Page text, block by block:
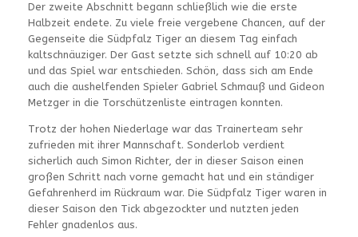
Der zweite Abschnitt begann schließlich wie die erste
Halbzeit endete. Zu viele freie vergebene Chancen, auf der
Gegenseite die Südpfalz Tiger an diesem Tag einfach
kaltschnäuziger. Der Gast setzte sich schnell auf 10:20 ab
und das Spiel war entschieden. Schön, dass sich am Ende
auch die aushelfenden Spieler Gabriel Schmauß und Gideon
Metzger in die Torschützenliste eintragen konnten.
Trotz der hohen Niederlage war das Trainerteam sehr
zufrieden mit ihrer Mannschaft. Sonderlob verdient
sicherlich auch Simon Richter, der in dieser Saison einen
großen Schritt nach vorne gemacht hat und ein ständiger
Gefahrenherd im Rückraum war. Die Südpfalz Tiger waren in
dieser Saison den Tick abgezockter und nutzten jeden
Fehler gnadenlos aus.